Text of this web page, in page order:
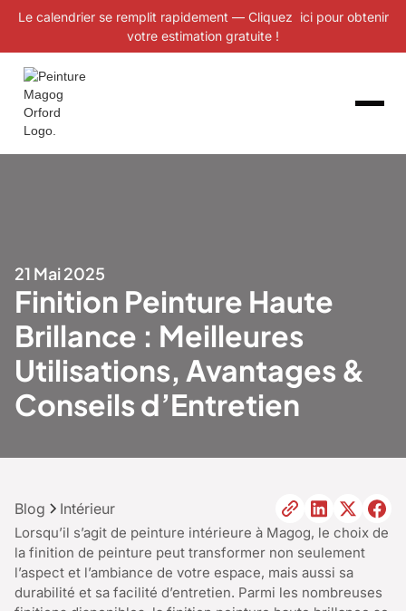
Le calendrier se remplit rapidement — Cliquez ici pour obtenir
votre estimation gratuite !
21 Mai 2025
Finition Peinture Haute
Brillance : Meilleures
Utilisations, Avantages &
Conseils d’Entretien
Blog Intérieur
Lorsqu’il s’agit de peinture intérieure à Magog, le choix de
la finition de peinture peut transformer non seulement
l’aspect et l’ambiance de votre espace, mais aussi sa
durabilité et sa facilité d’entretien. Parmi les nombreuses